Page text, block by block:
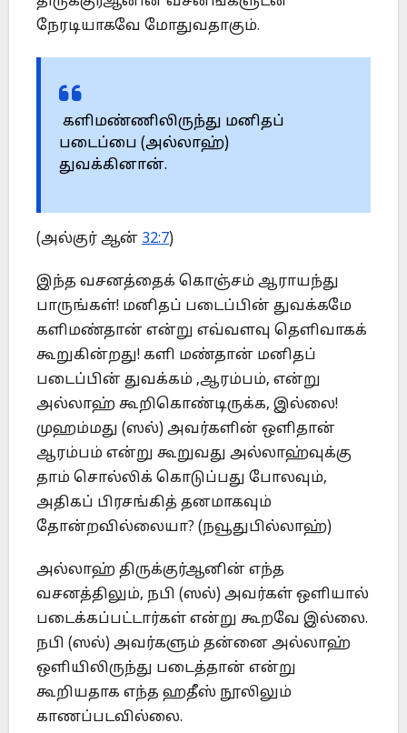
நேரடியாகவே மோதுவதாகும்.
களிமண்ணிலிருந்து மனிதப்
படைப்பை (அல்லாஹ்)
துவக்கினான்.
(அல்குர் ஆன் 32:7)
இந்த வசனத்தைக் கொஞ்சம் ஆராயந்து
பாருங்கள்! மனிதப் படைப்பின் துவக்கமே
களிமண்தான் என்று எவ்வளவு தெளிவாகக்
கூறுகின்றது! களி மண்தான் மனிதப்
படைப்பின் துவக்கம் ,ஆரம்பம், என்று
அல்லாஹ் கூறிகொண்டிருக்க, இல்லை!
முஹம்மது (ஸல்) அவர்களின் ஒளிதான்
ஆரம்பம் என்று கூறுவது அல்லாஹ்வுக்கு
தாம் சொல்லிக் கொடுப்பது போலவும்,
அதிகப் பிரசங்கித் தனமாகவும்
தோன்றவில்லையா? (நவூதுபில்லாஹ்)
அல்லாஹ் திருக்குர்ஆனின் எந்த
வசனத்திலும், நபி (ஸல்) அவர்கள் ஒளியால்
படைக்கப்பட்டார்கள் என்று கூறவே இல்லை.
நபி (ஸல்) அவர்களும் தன்னை அல்லாஹ்
ஒளியிலிருந்து படைத்தான் என்று
கூறியதாக எந்த ஹதீஸ் நூலிலும்
காணப்படவில்லை.